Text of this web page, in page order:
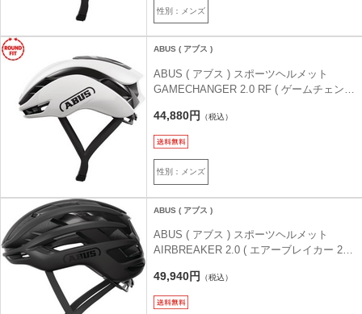
性別：メンズ
ABUS ( アブス )
ABUS ( アブス ) スポーツヘルメット
GAMECHANGER 2.0 RF ( ゲームチェンジ
ワイト ROUND FIT ( 57-61cm )
44,880円 （税込）
性別：メンズ
ABUS ( アブス )
ABUS ( アブス ) スポーツヘルメット
AIRBREAKER 2.0 ( エアーブレイカー 2.0
49,940円 （税込）